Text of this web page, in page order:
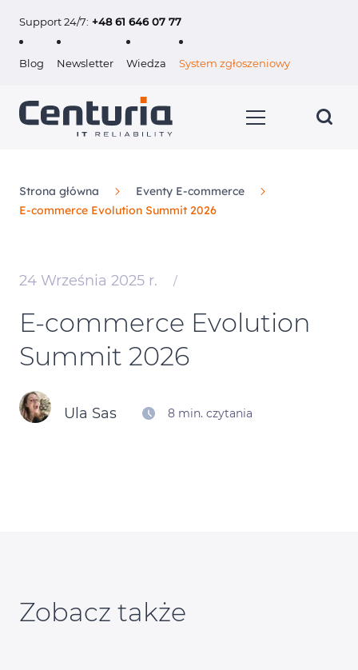
Support 24/7: +48 61 646 07 77
Blog Newsletter Wiedza System zgłoszeniowy
Klienci
O nas
Kariera
Strona główna
Eventy E-commerce
E‑commerce Evolution Summit 2026
24 Września 2025 r. /
E‑commerce Evolution
Summit 2026
Ula Sas 8 min. czytania
Zobacz także